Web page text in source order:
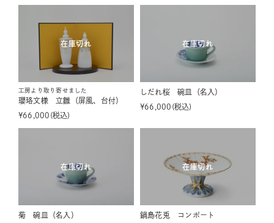
工房より取り寄せました
瓔珞文様 立雛（屏風、台付）
¥66,000 税込
在庫切れ
しだれ桜 碗皿（名入）
¥66,000 税込
在庫切れ
菊 碗皿（名入）
在庫切れ
鍋島花兎 コンポート
在庫切れ